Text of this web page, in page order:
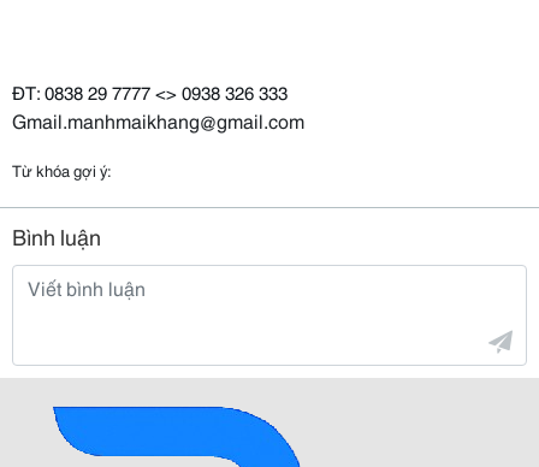
Gmail.manhmaikhang@gmail.com
Từ khóa gợi ý:
Bình luận